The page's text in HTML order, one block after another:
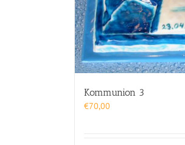
Kommunion 3
€70,00